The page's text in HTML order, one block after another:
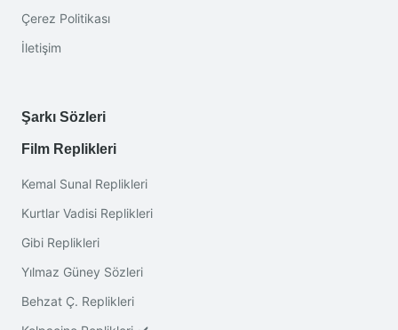
Çerez Politikası
İletişim
Şarkı Sözleri
Film Replikleri
Kemal Sunal Replikleri
Kurtlar Vadisi Replikleri
Gibi Replikleri
Yılmaz Güney Sözleri
Behzat Ç. Replikleri